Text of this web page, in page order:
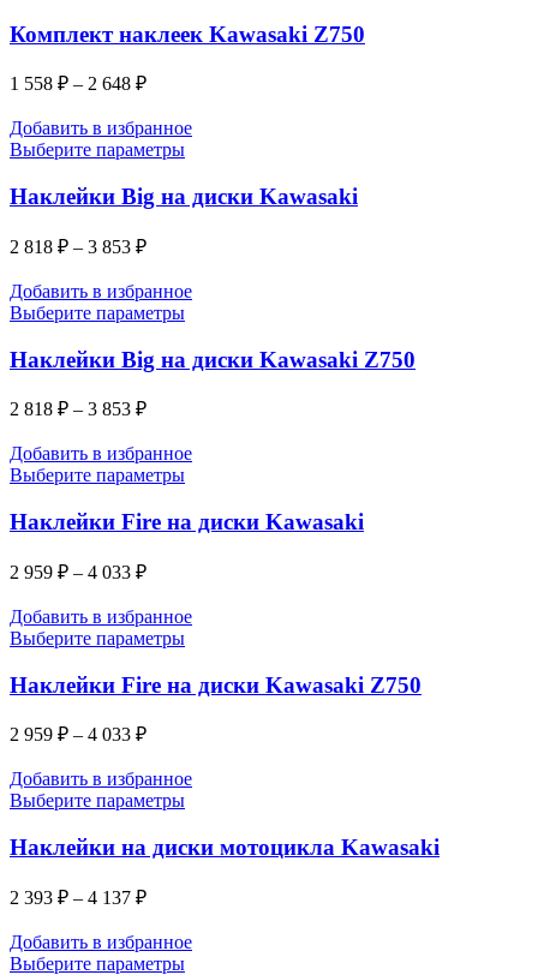
Комплект наклеек Kawasaki Z750
1 558 ₽ – 2 648 ₽
Добавить в избранное
Выберите параметры
Наклейки Big на диски Kawasaki
2 818 ₽ – 3 853 ₽
Добавить в избранное
Выберите параметры
Наклейки Big на диски Kawasaki Z750
2 818 ₽ – 3 853 ₽
Добавить в избранное
Выберите параметры
Наклейки Fire на диски Kawasaki
2 959 ₽ – 4 033 ₽
Добавить в избранное
Выберите параметры
Наклейки Fire на диски Kawasaki Z750
2 959 ₽ – 4 033 ₽
Добавить в избранное
Выберите параметры
Наклейки на диски мотоцикла Kawasaki
2 393 ₽ – 4 137 ₽
Добавить в избранное
Выберите параметры